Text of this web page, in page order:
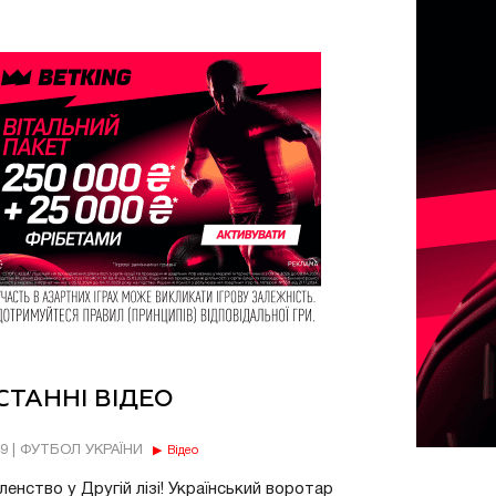
ВІДЕО
| ФУТБОЛ УКРАЇНИ Відео
у Другій лізі! Український воротар